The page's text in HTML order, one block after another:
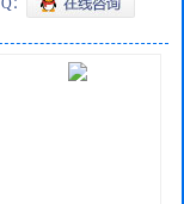
：